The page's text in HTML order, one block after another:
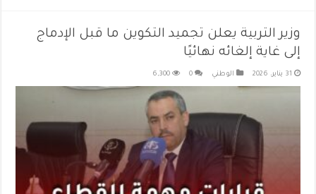
وزير التربية يعلن تجميد التكوين ما قبل الإدماج
إلى غاية إلغائه نهائيًا
31 يناير، 2026 الوطني 0
6,300